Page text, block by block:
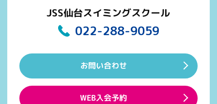
JSS仙台スイミングスクール
022-288-9059
お問い合わせ
WEB入会予約